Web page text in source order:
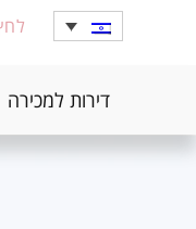
דירות למכירה